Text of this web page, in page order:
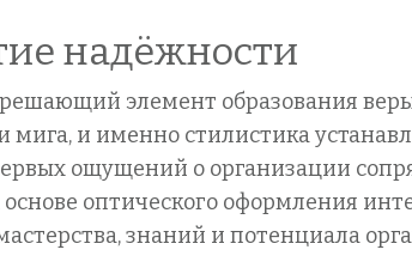
надёжности
элемент образования
и именно стилистика
ощущений о организации
оптического оформления
знаний и потенциала